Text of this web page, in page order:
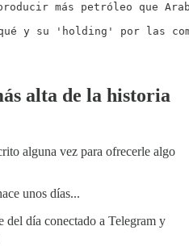
más petróleo que
y su 'holding' por las
alta de la historia
alguna vez para ofrecerle algo
unos días...
del día conectado a Telegram y